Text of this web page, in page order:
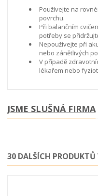
Používejte na
povrchu.
Při balančním
potřeby se
Nepoužívejte při
nebo zánětlivých
V případě
lékařem nebo
JSME SLUŠNÁ FIRMA
30 DALŠÍCH PRODUKTŮ